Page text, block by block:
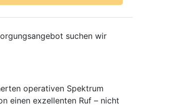
suchen wir
operativen Spektrum
einen exzellenten Ruf – nicht